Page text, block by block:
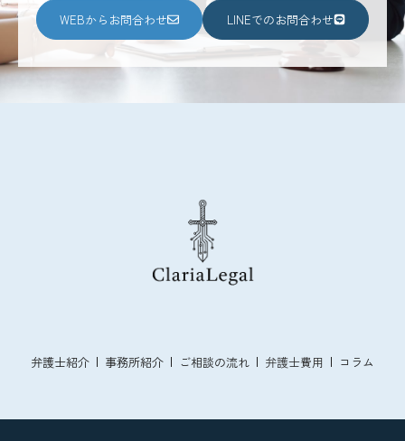
WEBからお問合わせ LINEでのお問合わせ
弁護士紹介 事務所紹介 ご相談の流れ 弁護士費用 コラム